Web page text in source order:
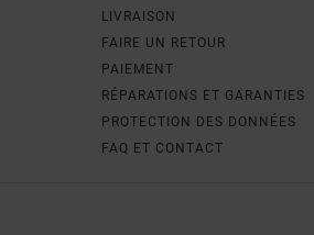
LIVRAISON
FAIRE UN RETOUR
PAIEMENT
RÉPARATIONS ET GARANTIES
PROTECTION DES DONNÉES
FAQ ET CONTACT